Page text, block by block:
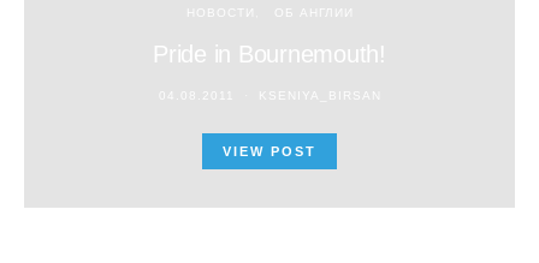
НОВОСТИ ОБ АНГЛИИ
Pride in Bournemouth!
04.08.2011 KSENIYA_BIRSAN
VIEW POST